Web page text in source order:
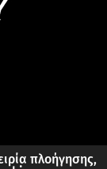
πλοήγησης,